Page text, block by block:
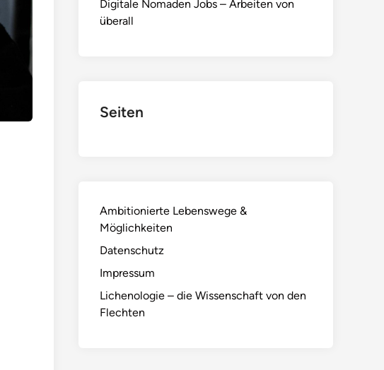
Digitale Nomaden Jobs – Arbeiten von
überall
Seiten
Ambitionierte Lebenswege &
Möglichkeiten
Datenschutz
Impressum
Lichenologie – die Wissenschaft von den
Flechten